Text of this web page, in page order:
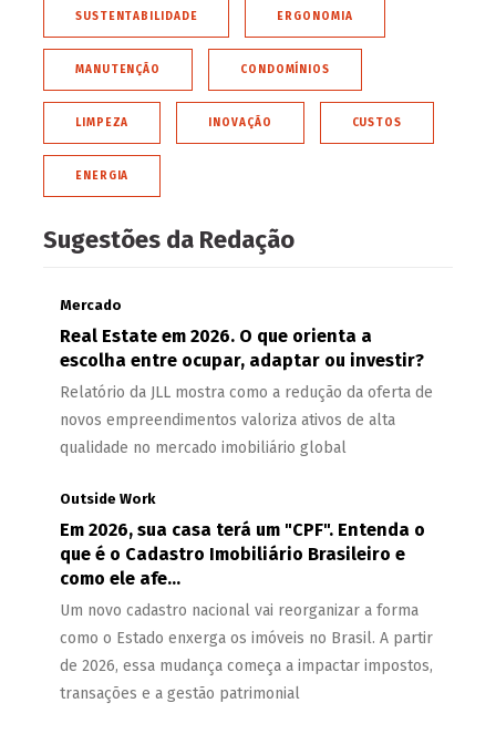
SUSTENTABILIDADE ERGONOMIA
MANUTENÇÃO CONDOMÍNIOS
LIMPEZA INOVAÇÃO CUSTOS
ENERGIA
Sugestões da Redação
Mercado
Real Estate em 2026. O que orienta a
escolha entre ocupar, adaptar ou investir?
Relatório da JLL mostra como a redução da oferta de
novos empreendimentos valoriza ativos de alta
qualidade no mercado imobiliário global
Outside Work
Em 2026, sua casa terá um "CPF". Entenda o
que é o Cadastro Imobiliário Brasileiro e
como ele afe...
Um novo cadastro nacional vai reorganizar a forma
como o Estado enxerga os imóveis no Brasil. A partir
de 2026, essa mudança começa a impactar impostos,
transações e a gestão patrimonial